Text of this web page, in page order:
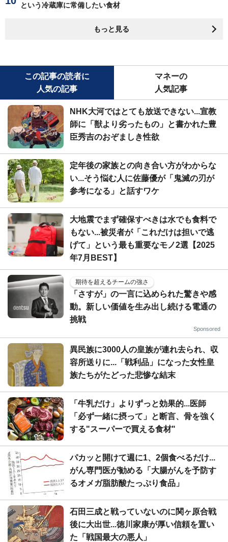
という冷蔵庫に常備したい食材
もっと見る
この記事の読者に
人気の記事
マネーの
人気記事
NHK大河ではとても放送できない...宣教
師に「獣より劣ったもの」と書かれた豊
臣秀吉のおぞましき性欲
定年後の家族との向き合い方がわからな
い...そう悩む人に佐藤優が「鬼滅の刃が
参考になる」と話すワケ
大地震でまず確保すべきは水でも食料で
もない...被災者が「これだけは担いで逃
げて」という最も重要なモノ2選【2025
年7月BEST】
期待を超えるチームの強さ
「さすが」の一言に込められた驚きや感
動。新しい価値を生み出し続ける電通の
挑戦
Sponsored
異民族に3000人の皇族が連れ去られ、収
容所送りに...「戦利品」になった女性皇
族たちがたどった悲惨な結末
「牛乳だけ」よりずっと効果的...医師
「必ず一緒に摂って」と断言、骨を強く
する"スーパーで買える食材"
パカッと開けて週に1、2個食べるだけ...
がん専門医が勧める「大腸がんを予防す
るオメガ脂肪酸たっぷり食品」
石田三成と戦っていないのに関ヶ原合戦
後に大出世...徳川家康が厚い信頼を置い
た「戦国最大の悪人」